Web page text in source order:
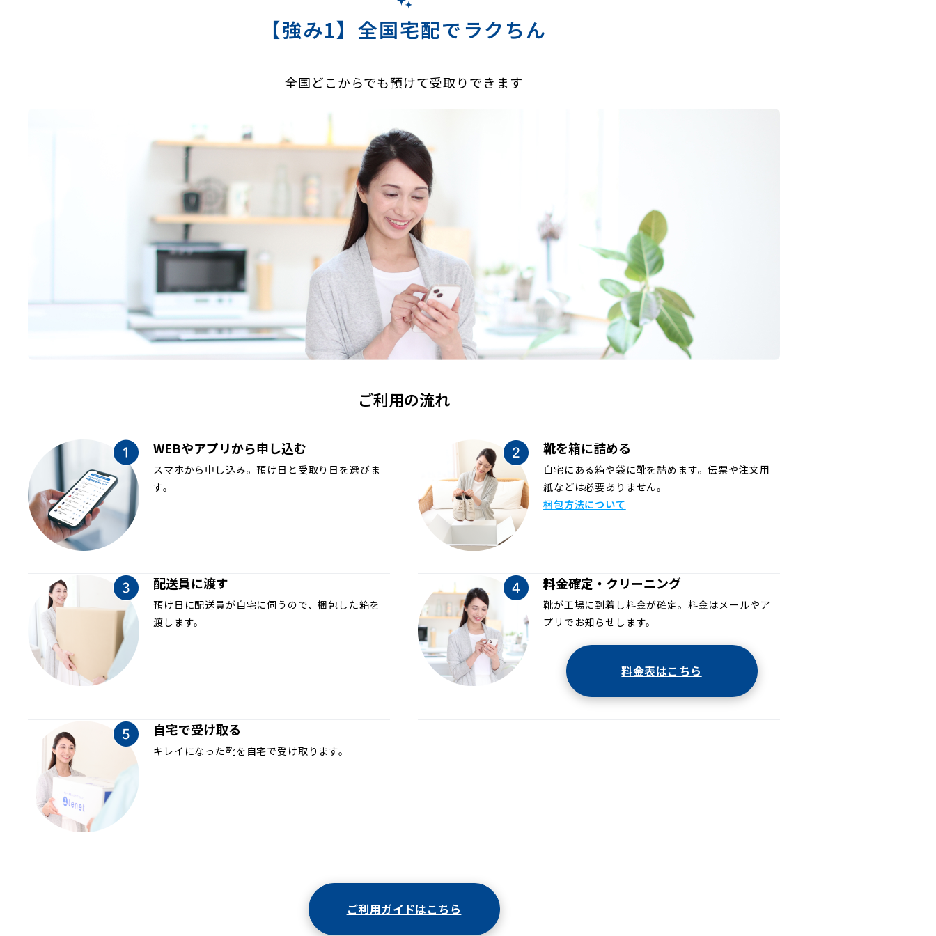
【強み1】全国宅配でラクちん
全国どこからでも預けて受取りできます
ご利用の流れ
WEBやアプリから申し込む
スマホから申し込み。預け日と受取り日を選びま
す。
靴を箱に詰める
自宅にある箱や袋に靴を詰めます。伝票や注文用
紙などは必要ありません。
梱包方法について
配送員に渡す
預け日に配送員が自宅に伺うので、梱包した箱を
渡します。
料金確定・クリーニング
靴が工場に到着し料金が確定。料金はメールやア
プリでお知らせします。
料金表はこちら
自宅で受け取る
キレイになった靴を自宅で受け取ります。
ご利用ガイドはこちら